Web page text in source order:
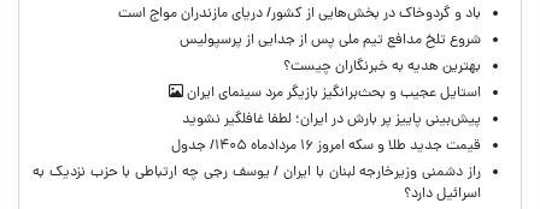
باد و گردوخاک در بخش‌هایی از کشور/ دریای مازندران مواج است
شروع تلخ مدافع تیم ملی پس از جدایی از پرسپولیس
بهترین هدیه به خبرنگاران چیست؟
استایل عجیب و بحث‌برانگیز بازیگر مرد سینمای ایران
پیش‌بینی پاییز پر بارش در ایران؛ لطفا غافلگیر نشوید
قیمت جدید طلا و سکه امروز ۱۶ مردادماه ۱۴۰۵/ جدول
راز دشمنی وزیرخارجه لبنان با ایران / یوسف رجی چه ارتباطی با حزب نزدیک به
اسرائیل دارد؟